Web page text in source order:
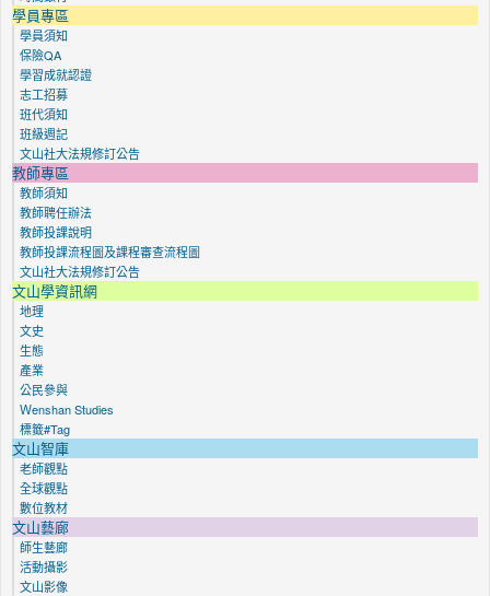
學員專區
學員須知
保險QA
學習成就認證
志工招募
班代須知
班級週記
文山社大法規修訂公告
教師專區
教師須知
教師聘任辦法
教師投課說明
教師投課流程圖及課程審查流程圖
文山社大法規修訂公告
文山學資訊網
地理
文史
生態
產業
公民參與
Ｗenshan Studies
標籤#Tag
文山智庫
老師觀點
全球觀點
數位教材
文山藝廊
師生藝廊
活動攝影
文山影像